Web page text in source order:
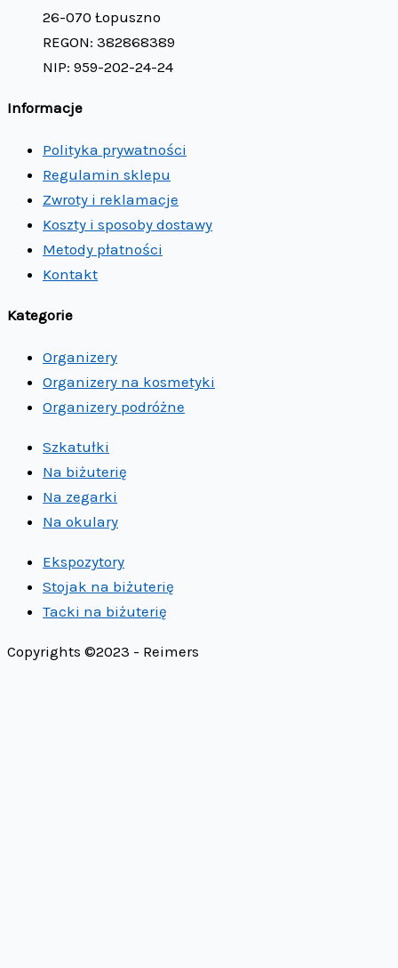
26-070 Łopuszno
REGON: 382868389
NIP: 959-202-24-24
Informacje
Polityka prywatności
Regulamin sklepu
Zwroty i reklamacje
Koszty i sposoby dostawy
Metody płatności
Kontakt
Kategorie
Organizery
Organizery na kosmetyki
Organizery podróżne
Szkatułki
Na biżuterię
Na zegarki
Na okulary
Ekspozytory
Stojak na biżuterię
Tacki na biżuterię
Copyrights ©2023 - Reimers